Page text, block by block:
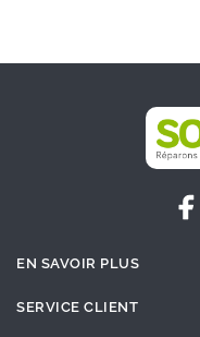
EN SAVOIR PLUS
SERVICE CLIENT